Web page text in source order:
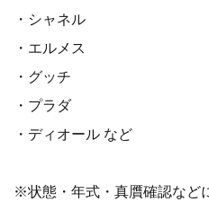
・シャネル
・エルメス
・グッチ
・プラダ
・ディオール など
※状態・年式・真贋確認など